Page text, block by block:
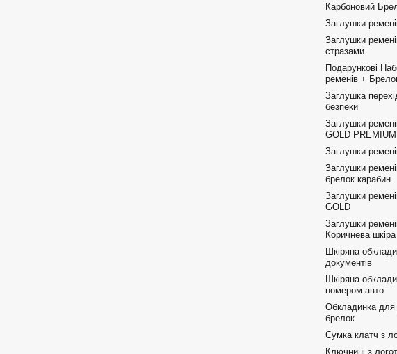
Карбоновий
Заглушки
Заглушки
стразами
Подарункові
ременів +
Заглушка
безпеки
Заглушки
GOLD PREMIUM
Заглушки
Заглушки
брелок карабин
Заглушки
GOLD
Заглушки
Коричнева шкіра
Шкіряна
документів
Шкіряна
номером авто
Обкладинка для
брелок
Сумка клатч з
Ключниці з